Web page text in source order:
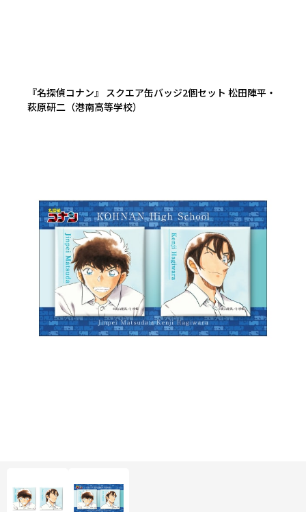
『名探偵コナン』 スクエア缶バッジ2個セット 松田陣平・
萩原研二（港南高等学校）